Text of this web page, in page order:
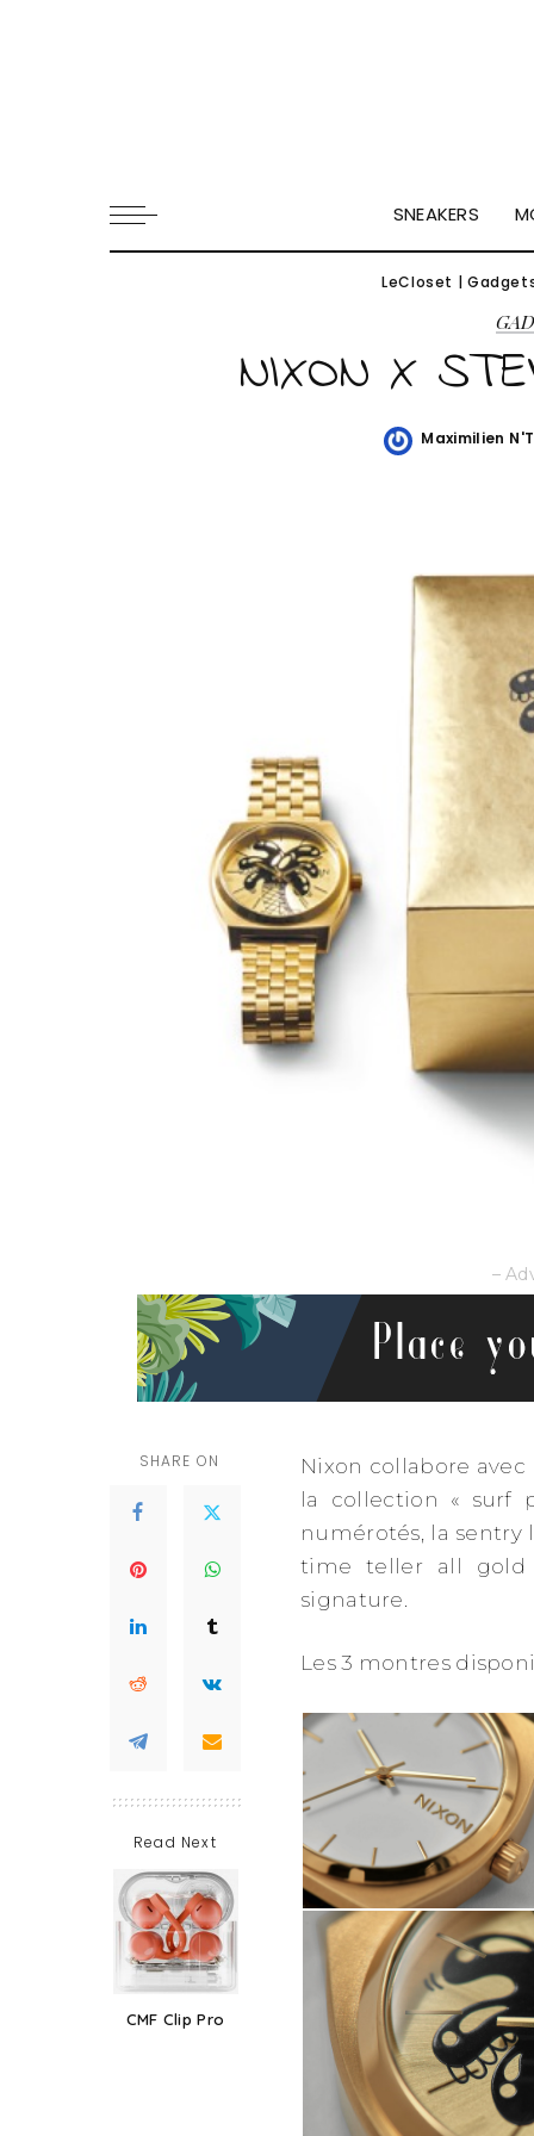
SNEAKERS
LeCloset |
NIXON X
Posted
Maximilien
–
SHARE ON
Read Next
CMF Clip Pro
Nixon collabore
la collection « surf
numérotés, la
time teller all gold
signature.
Les 3 montres